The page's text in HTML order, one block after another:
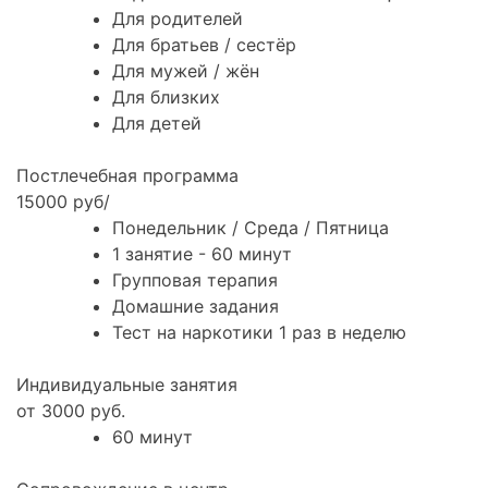
Для родителей
Для братьев / сестёр
Для мужей / жён
Для близких
Для детей
Постлечебная программа
15000 руб/
Понедельник / Среда / Пятница
1 занятие - 60 минут
Групповая терапия
Домашние задания
Тест на наркотики 1 раз в неделю
Индивидуальные занятия
от 3000 руб.
60 минут